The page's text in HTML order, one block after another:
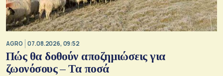
AGRO 07.08.2026, 09:52
Πώς θα δοθούν αποζημιώσεις για
ζωονόσους – Τα ποσά